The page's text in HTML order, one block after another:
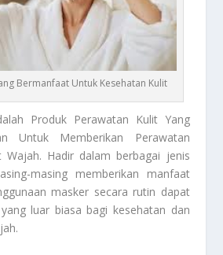
Bermanfaat Untuk Kesehatan Kulit
Produk Perawatan Kulit Yang
Untuk Memberikan Perawatan
Wajah. Hadir dalam berbagai jenis
masing memberikan manfaat
masker secara rutin dapat
luar biasa bagi kesehatan dan